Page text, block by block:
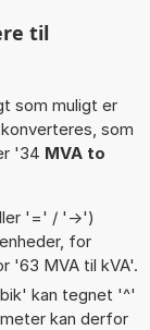
til
som muligt er
som
'34 MVA to
'=' / '->')
for
'63 MVA til kVA'.
kan tegnet '^'
kan derfor